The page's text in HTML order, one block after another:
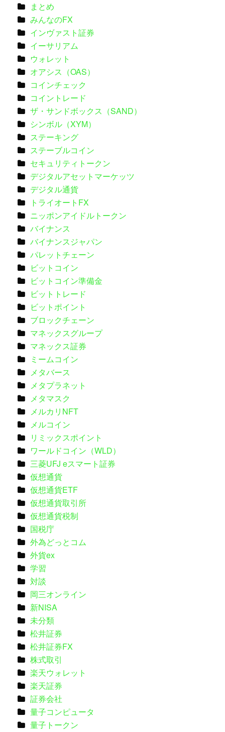
まとめ
みんなのFX
インヴァスト証券
イーサリアム
ウォレット
オアシス（OAS）
コインチェック
コイントレード
ザ・サンドボックス（SAND）
シンボル（XYM）
ステーキング
ステーブルコイン
セキュリティトークン
デジタルアセットマーケッツ
デジタル通貨
トライオートFX
ニッポンアイドルトークン
バイナンス
バイナンスジャパン
パレットチェーン
ビットコイン
ビットコイン準備金
ビットトレード
ビットポイント
ブロックチェーン
マネックスグループ
マネックス証券
ミームコイン
メタバース
メタプラネット
メタマスク
メルカリNFT
メルコイン
リミックスポイント
ワールドコイン（WLD）
三菱UFJ eスマート証券
仮想通貨
仮想通貨ETF
仮想通貨取引所
仮想通貨税制
国税庁
外為どっとコム
外貨ex
学習
対談
岡三オンライン
新NISA
未分類
松井証券
松井証券FX
株式取引
楽天ウォレット
楽天証券
証券会社
量子コンピュータ
量子トークン